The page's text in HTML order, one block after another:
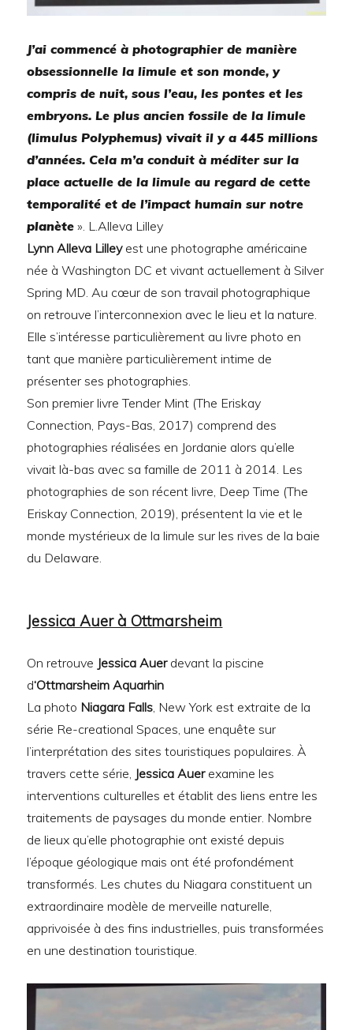
J’ai commencé à photographier de manière
obsessionnelle la limule et son monde, y
compris de nuit, sous l’eau, les pontes et les
embryons. Le plus ancien fossile de la limule
(limulus Polyphemus) vivait il y a 445 millions
d’années. Cela m’a conduit à méditer sur la
place actuelle de la limule au regard de cette
temporalité et de l’impact humain sur notre
planète ». L.Alleva Lilley
Lynn Alleva Lilleyest une photographe américaine
née à Washington DC et vivant actuellement à Silver
Spring MD. Au cœur de son travail photographique
on retrouve l’interconnexion avec le lieu et la nature.
Elle s’intéresse particulièrement au livre photo en
tant que manière particulièrement intime de
présenter ses photographies.
Son premier livre Tender Mint (The Eriskay
Connection, Pays-Bas, 2017) comprend des
photographies réalisées en Jordanie alors qu’elle
vivait là-bas avec sa famille de 2011 à 2014. Les
photographies de son récent livre, Deep Time (The
Eriskay Connection, 2019), présentent la vie et le
monde mystérieux de la limule sur les rives de la baie
du Delaware.
Jessica Auer à Ottmarsheim
On retrouve Jessica Auerdevant la piscine
d‘Ottmarsheim Aquarhin
La photo Niagara Falls , New York est extraite de la
série Re-creational Spaces, une enquête sur
l’interprétation des sites touristiques populaires. À
travers cette série, Jessica Auerexamine les
interventions culturelles et établit des liens entre les
traitements de paysages du monde entier. Nombre
de lieux qu’elle photographie ont existé depuis
l’époque géologique mais ont été profondément
transformés. Les chutes du Niagara constituent un
extraordinaire modèle de merveille naturelle,
apprivoisée à des fins industrielles, puis transformées
en une destination touristique.